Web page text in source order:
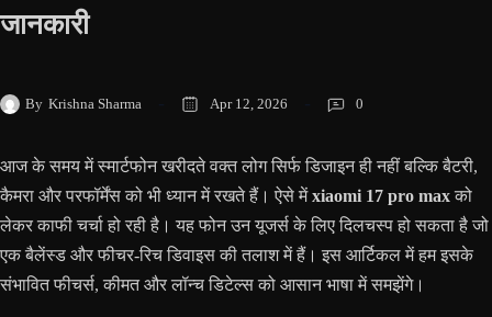
जानकारी
By Krishna Sharma Apr 12, 2026 0
आज के समय में स्मार्टफोन खरीदते वक्त लोग सिर्फ डिजाइन ही नहीं बल्कि बैटरी,
कैमरा और परफॉर्मेंस को भी ध्यान में रखते हैं। ऐसे मेंxiaomi 17 pro maxको
लेकर काफी चर्चा हो रही है। यह फोन उन यूजर्स के लिए दिलचस्प हो सकता है जो
एक बैलेंस्ड और फीचर-रिच डिवाइस की तलाश में हैं। इस आर्टिकल में हम इसके
संभावित फीचर्स, कीमत और लॉन्च डिटेल्स को आसान भाषा में समझेंगे।